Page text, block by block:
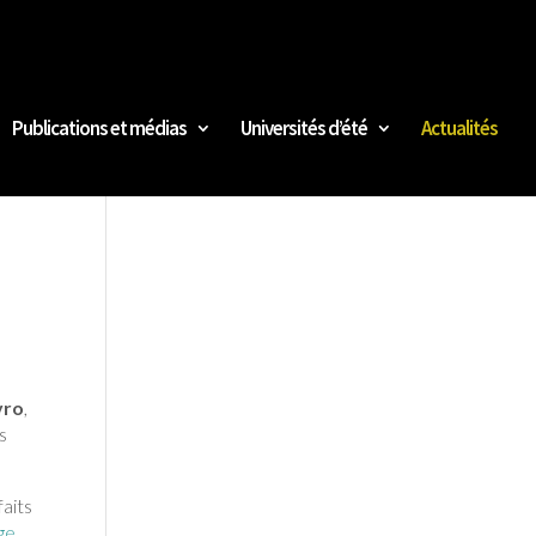
Publications et médias Universités d’été Actualités
,